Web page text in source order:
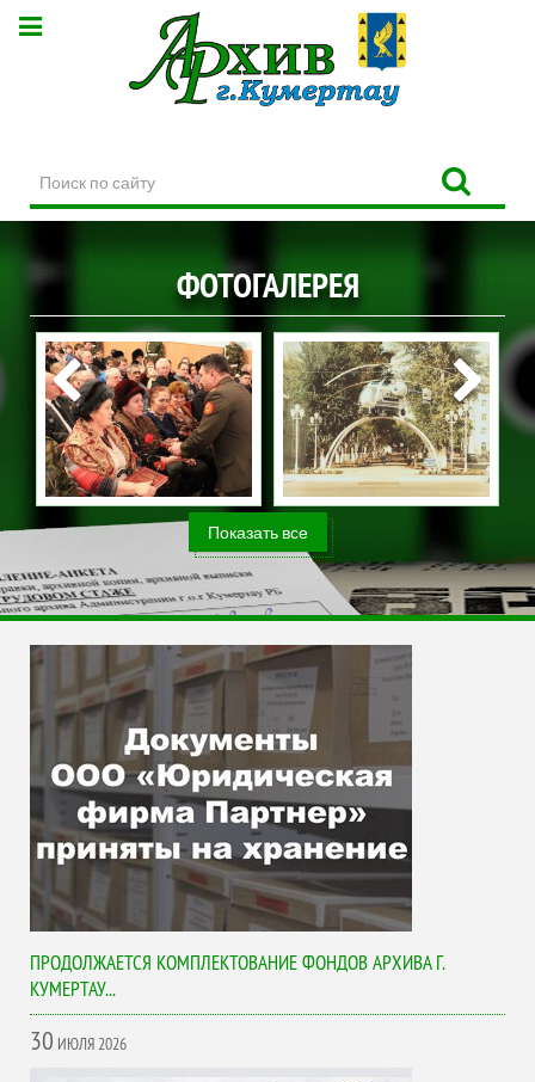
по
сайту
ФОТОГАЛЕРЕЯ
Показать все
ПРОДОЛЖАЕТСЯ КОМПЛЕКТОВАНИЕ ФОНДОВ АРХИВА Г.
КУМЕРТАУ...
30 ИЮЛЯ 2026